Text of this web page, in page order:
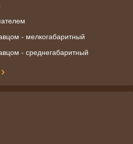
- мелкогабаритный
- среднегабаритный